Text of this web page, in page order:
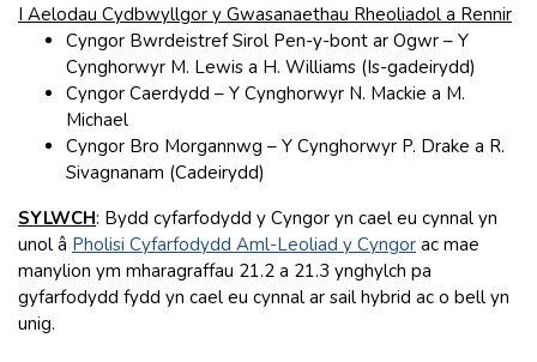
I Aelodau Cydbwyllgor y Gwasanaethau Rheoliadol a Rennir
Cyngor Bwrdeistref Sirol Pen-y-bont ar Ogwr – Y
Cynghorwyr M. Lewis a H. Williams (Is-gadeirydd)
Cyngor Caerdydd – Y Cynghorwyr N. Mackie a M.
Michael
Cyngor Bro Morgannwg – Y Cynghorwyr P. Drake a R.
Sivagnanam (Cadeirydd)
SYLWCH: Bydd cyfarfodydd y Cyngor yn cael eu cynnal yn
unol â Pholisi Cyfarfodydd Aml-Leoliad y Cyngor ac mae
manylion ym mharagraffau 21.2 a 21.3 ynghylch pa
gyfarfodydd fydd yn cael eu cynnal ar sail hybrid ac o bell yn
unig.